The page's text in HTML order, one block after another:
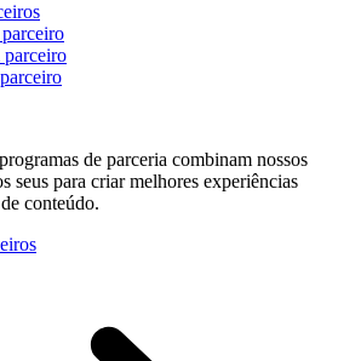
de parceria combinam nossos
seus para criar melhores experiências
conteúdo.